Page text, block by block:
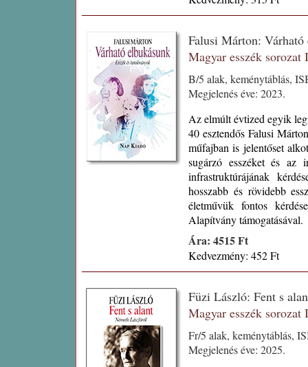
Falusi Márton:
Magyar esszék sorozat
B/5 alak, keménytáblás,
Megjelenés éve: 2023.
Az elmúlt évtized egyik
40 esztendős Falusi
műfajban is jelentőset
sugárzó esszéket és az
infrastruktúrájának
hosszabb és rövidebb
életművük fontos
Alapítvány támogatásával.
Ára: 4515 Ft
Kedvezmény: 452 Ft
Füzi László: Fent s
Magyar esszék sorozat
Fr/5 alak, keménytáblás,
Megjelenés éve: 2025.